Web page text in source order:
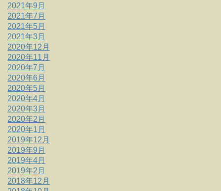
2021年9月
2021年7月
2021年5月
2021年3月
2020年12月
2020年11月
2020年7月
2020年6月
2020年5月
2020年4月
2020年3月
2020年2月
2020年1月
2019年12月
2019年9月
2019年4月
2019年2月
2018年12月